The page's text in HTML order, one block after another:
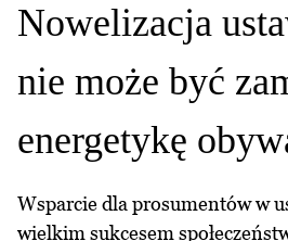
Nowelizacja
nie może być
energetykę
Wsparcie dla prosumentów w
wielkim sukcesem